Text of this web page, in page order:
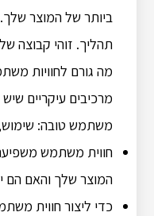
ביותר של המוצר
תהליך. זוהי קבוצה
מה גורם לחוויות
מרכיבים עיקריים
משתמש טובה:
חווית משתמש
המוצר שלך והאם הם
כדי ליצור חווית